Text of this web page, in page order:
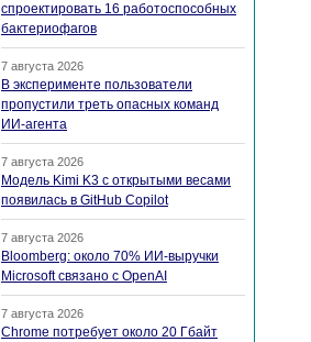
спроектировать 16 работоспособных
бактериофагов
7 августа 2026
В эксперименте пользователи
пропустили треть опасных команд
ИИ-агента
7 августа 2026
Модель Kimi K3 с открытыми весами
появилась в GitHub Copilot
7 августа 2026
Bloomberg: около 70% ИИ-выручки
Microsoft связано с OpenAI
7 августа 2026
Chrome потребует около 20 Гбайт